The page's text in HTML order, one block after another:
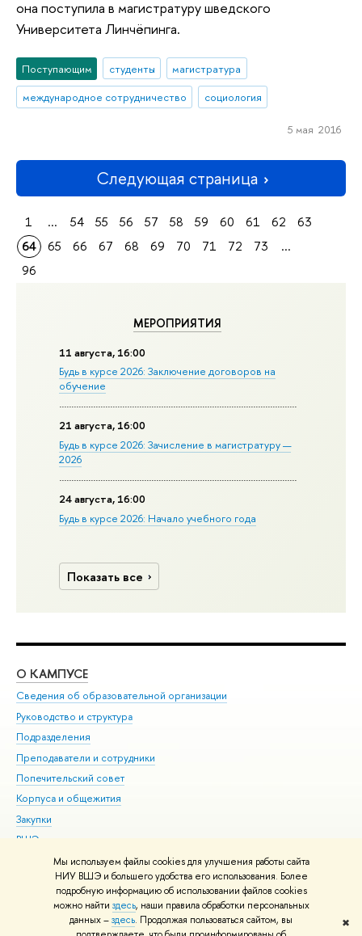
Мы используем файлы cookies для улучшения работы сайта
НИУ ВШЭ и большего удобства его использования. Более
подробную информацию об использовании файлов cookies
можно найти здесь, наши правила обработки персональных
данных –здесь. Продолжая пользоваться сайтом, вы
✖
МЕРОПРИЯТИЯ
11 августа, 16:00
Будь в курсе 2026: Заключение договоров на
обучение
21 августа, 16:00
Будь в курсе 2026: Зачисление в магистратуру —
2026
24 августа, 16:00
Будь в курсе 2026: Начало учебного года
Показать все
она поступила в магистратуру шведского
Университета Линчёпинга.
Поступающим студенты
магистратура
международное сотрудничество
социология
5 мая 2016
Следующая страница
1 ... 54 55 56 57 58 59 60 61 62
63
64
65 66 67 68 69 70 71 72 73
...
96
О КАМПУСЕ
Сведения об образовательной организации
Руководство и структура
Подразделения
Преподаватели и сотрудники
Попечительский совет
Корпуса и общежития
Закупки
ВШЭ для студентов с ограниченными возможностями
здоровья и инвалидностью
Версия для слабовидящих
Единая платежная страница